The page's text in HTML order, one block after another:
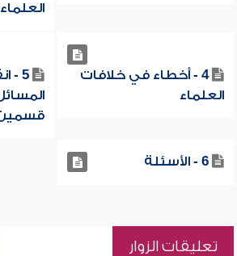
العلماء
4 - أخطاء في خلافات
العلماء
5 -
6 - الأسئلة
تعليقات الزوار